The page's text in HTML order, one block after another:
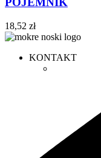
18,52 zł
KONTAKT